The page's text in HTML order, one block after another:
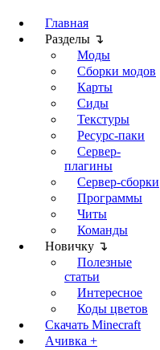
Главная
Разделы ↴
Моды
Сборки модов
Карты
Сиды
Текстуры
Ресурс-паки
Сервер-
плагины
Сервер-сборки
Программы
Читы
Команды
Новичку ↴
Полезные
статьи
Интересное
Коды цветов
Скачать Minecraft
Ачивка +